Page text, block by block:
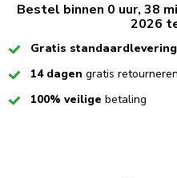
Bestel binnen 0 uur, 38
2026
CheckedGratis standaardlevering
Checked14 dagen gratis retourneren
Checked100% veilige betaling